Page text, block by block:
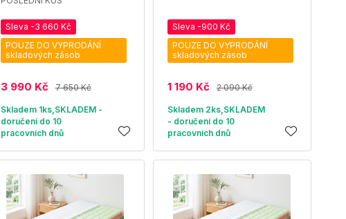
Sleva -3 660 Kč
POUZE DO VYPRODÁNÍ
skladových zásob
3 990 Kč 7 650 Kč
Skladem 1ks,SKLADEM -
doručení do 10
pracovních dnů
Sleva -900 Kč
POUZE DO VYPRODÁNÍ
skladových zásob
1 190 Kč 2 090 Kč
Skladem 2ks,SKLADEM
- doručení do 10
pracovních dnů